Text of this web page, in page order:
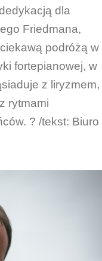
dla
Friedmana,
podróżą w
fortepianowej, w
z liryzmem,
rytmami
? /tekst: Biuro